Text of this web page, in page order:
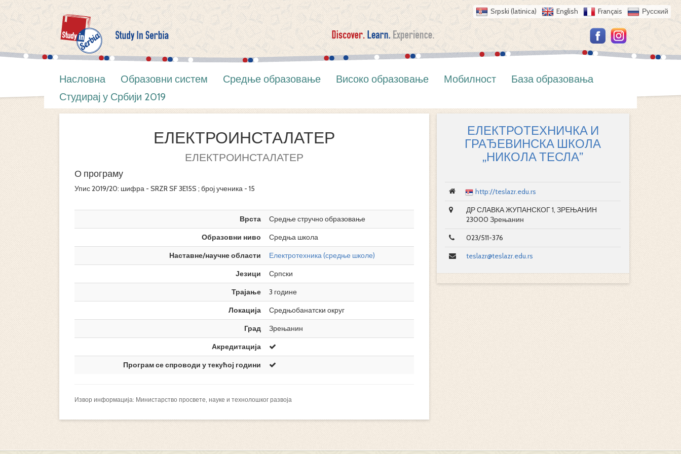
Srpski (latinica) English Français Русский
Насловна Образовни систем Средње образовање Високо образовање Мобилност
База образовања
Студирај у Србији 2019
ЕЛЕКТРОИНСТАЛАТЕР
ЕЛЕКТРОИНСТАЛАТЕР
О програму
Упис 2019/20: шифра - SRZR SF 3E15S ; број ученика - 15
Врста
Средње стручно образовање
Образовни ниво
Средња школа
Наставне/научне области
Електротехника (средње школе)
Језици
Српски
Трајање
3 године
Локација
Средњобанатски округ
Град
Зрењанин
Акредитација
Програм се спроводи у текућој години
Извор информација: Министарство просвете, науке и технолошког развоја
ЕЛЕКТРОТЕХНИЧКА И
ГРАЂЕВИНСКА ШКОЛА
„НИКОЛА ТЕСЛА”
http://teslazr.edu.rs
ДР СЛАВКА ЖУПАНСКОГ 1, ЗРЕЊАНИН
23000 Зрењанин
023/511-376
teslazr@teslazr.edu.rs